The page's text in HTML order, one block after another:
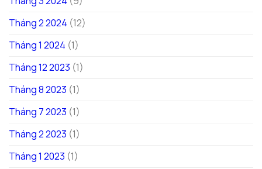
Tháng 2 2024 (12)
Tháng 1 2024 (1)
Tháng 12 2023 (1)
Tháng 8 2023 (1)
Tháng 7 2023 (1)
Tháng 2 2023 (1)
Tháng 1 2023 (1)